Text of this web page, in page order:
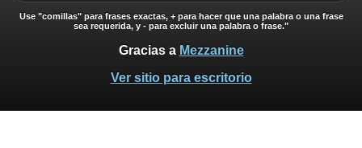
Use "comillas" para frases exactas, + para hacer que una palabra o una frase
sea requerida, y - para excluir una palabra o frase."
Gracias a Mezzanine
Ver sitio para escritorio